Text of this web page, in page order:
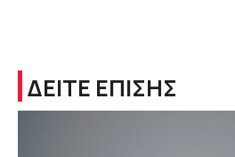
ΔΕΙΤΕ ΕΠΙΣΗΣ